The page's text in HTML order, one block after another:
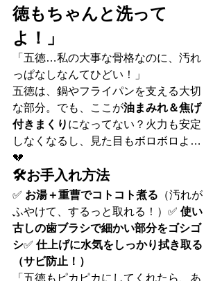
徳もちゃんと洗って
よ！」
「五徳…私の大事な骨格なのに、汚れ
っぱなしなんてひどい！」
五徳は、鍋やフライパンを支える大切
な部分。でも、ここが油まみれ＆焦げ
付きまくり になってない？火力も安定
しなくなるし、見た目もボロボロよ…
💔
🛠お手入れ方法
✅ お湯＋重曹でコトコト煮る （汚れが
ふやけて、するっと取れる！）✅ 使い
古しの歯ブラシで細かい部分をゴシゴ
シ✅ 仕上げに水気をしっかり拭き取る
（サビ防止！）
「五徳もピカピカにしてくれたら、あ